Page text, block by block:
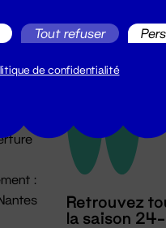
:
Retrouvez
la saison
Tout refuser
de confidentialité